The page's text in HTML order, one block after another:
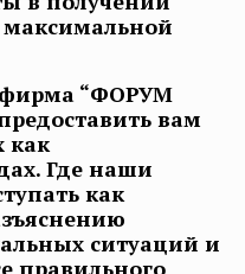
максимальной
“ФОРУМ
вам
как
Где наши
как
ситуаций и
правильного